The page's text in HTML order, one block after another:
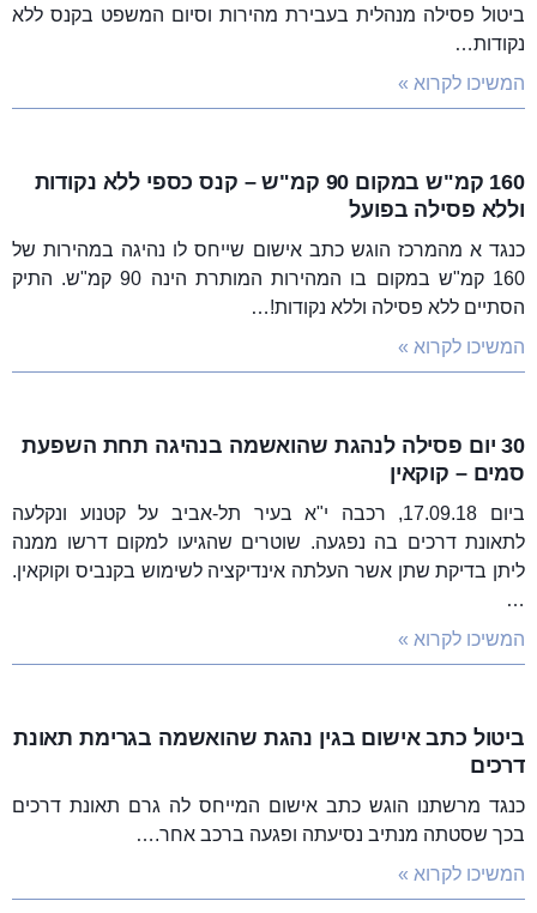
ביטול פסילה מנהלית בעבירת מהירות וסיום המשפט בקנס ללא
נקודות…
המשיכו לקרוא »
160 קמ"ש במקום 90 קמ"ש – קנס כספי ללא נקודות
וללא פסילה בפועל
כנגד א מהמרכז הוגש כתב אישום שייחס לו נהיגה במהירות של
160 קמ"ש במקום בו המהירות המותרת הינה 90 קמ"ש. התיק
הסתיים ללא פסילה וללא נקודות!…
המשיכו לקרוא »
30 יום פסילה לנהגת שהואשמה בנהיגה תחת השפעת
סמים – קוקאין
ביום 17.09.18, רכבה י"א בעיר תל-אביב על קטנוע ונקלעה
לתאונת דרכים בה נפגעה. שוטרים שהגיעו למקום דרשו ממנה
ליתן בדיקת שתן אשר העלתה אינדיקציה לשימוש בקנביס וקוקאין.
…
המשיכו לקרוא »
ביטול כתב אישום בגין נהגת שהואשמה בגרימת תאונת
דרכים
כנגד מרשתנו הוגש כתב אישום המייחס לה גרם תאונת דרכים
בכך שסטתה מנתיב נסיעתה ופגעה ברכב אחר.…
המשיכו לקרוא »